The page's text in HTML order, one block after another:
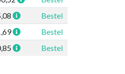
Bestel
Bestel
Bestel